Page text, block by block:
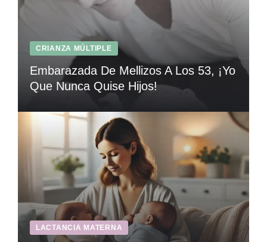
CRIANZA MÚLTIPLE
Embarazada De Mellizos A Los 53, ¡Yo
Que Nunca Quise Hijos!
LACTANCIA MATERNA